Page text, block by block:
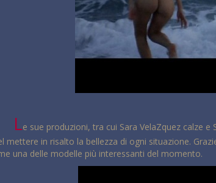
Le sue produzioni, tra cui Sara VelaZquez calze
mettere in risalto la bellezza di ogni situazione.
una delle modelle più interessanti del momento.